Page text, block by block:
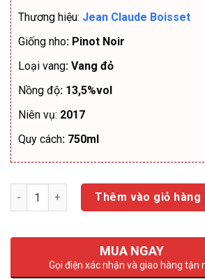
Thương hiệu: Jean Claude Boisset
Giống nho: Pinot Noir
Loại vang: Vang đỏ
Nồng độ: 13,5%vol
Niên vụ: 2017
Quy cách: 750ml
Số lượng Thêm vào giỏ hàng
MUA NGAY
Gọi điện xác nhận và giao hàng tận